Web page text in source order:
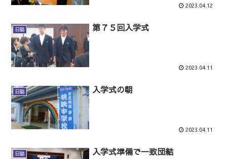
2023.04.12
日誌 第７５回入学式
2023.04.11
日誌 入学式の朝
2023.04.11
日誌 入学式準備で一致団結